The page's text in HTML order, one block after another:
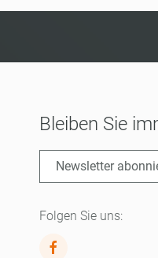
Bleiben Sie
Newsletter
Folgen Sie uns: